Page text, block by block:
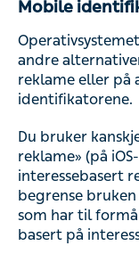
Mobile
andre
reklame eller på
identifikatorene.
Du bruker
reklame» (på
interessebasert
begrense
som har til
basert på